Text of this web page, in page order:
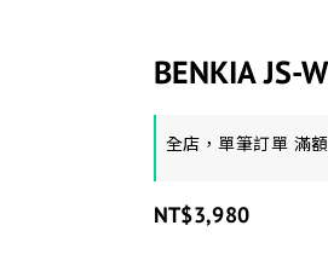
BENKIA JS-
全店，單筆訂單 滿
NT$3,980